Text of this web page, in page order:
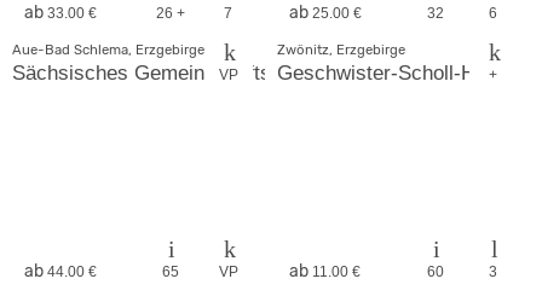
ab 33.00 € 26 + 7
VP
Aue-Bad Schlema, Erzgebirge
Sächsisches Gemeinschafts-Diakonissenhaus ZION e. V.
ab 25.00 € 32 6
+
Zwönitz, Erzgebirge
Geschwister-Scholl-Haus
ab 44.00 € 65 VP ab 11.00 € 60 3